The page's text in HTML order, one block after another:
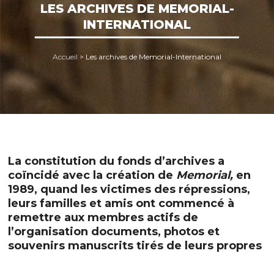
LES ARCHIVES DE MEMORIAL-
INTERNATIONAL
Accueil > Les archives de Memorial-International
La constitution du fonds d’archives a
coïncidé avec la création de Memorial, en
1989, quand les victimes des répressions,
leurs familles et amis ont commencé à
remettre aux membres actifs de
l’organisation documents, photos et
souvenirs manuscrits tirés de leurs propres